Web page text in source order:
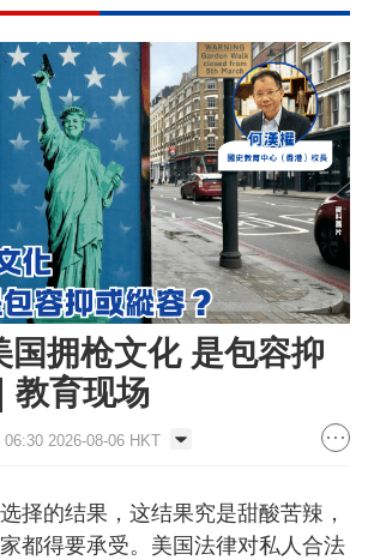
国拥枪文化 是包容抑
教育现场
2026-08-06 HKT
择的结果，这结果究是甜酸苦辣，
都得要承受。美国法律对私人合法